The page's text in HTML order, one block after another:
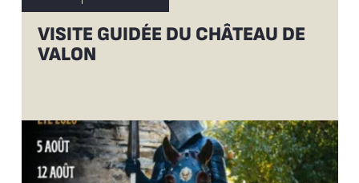
VISITE GUIDÉE DU CHÂTEAU DE
VALON